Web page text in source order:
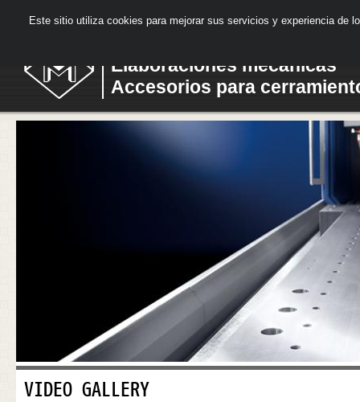
C.M.L.
Elaboraciones mecánicas
Accesorios para
VIDEO GALLERY
Este sitio utiliza cookies para mejorar sus servicios y experiencia de